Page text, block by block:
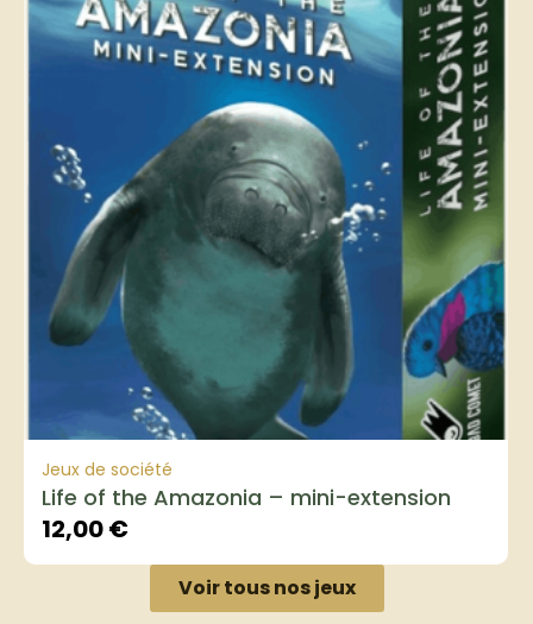
Jeux de société
Life of the Amazonia – mini-extension
12,00€
Voir tous nos jeux